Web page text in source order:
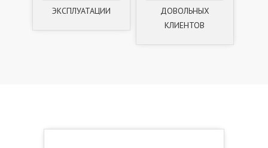
ЭКСПЛУАТАЦИИ
ДОВОЛЬНЫХ
КЛИЕНТОВ